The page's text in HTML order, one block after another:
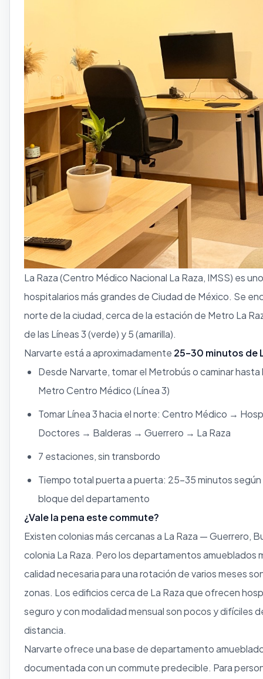
La Raza (Centro Médico Nacional La Raza, IMSS) es
hospitalarios más grandes de Ciudad de México. Se
norte de la ciudad, cerca de la estación de Metro La
de las Líneas 3 (verde) y 5 (amarilla).
Narvarte está a aproximadamente 25–30 minutos de
Desde Narvarte, tomar el Metrobús o caminar
Metro Centro Médico (Línea 3)
Tomar Línea 3 hacia el norte: Centro Médico →
Doctores → Balderas → Guerrero → La Raza
7 estaciones, sin transbordo
Tiempo total puerta a puerta: 25–35 minutos
bloque del departamento
¿Vale la pena este commute?
Existen colonias más cercanas a La Raza — Guerrero,
colonia La Raza. Pero los departamentos amueblados
calidad necesaria para una rotación de varios meses
zonas. Los edificios cerca de La Raza que ofrecen
seguro y con modalidad mensual son pocos y difíciles
distancia.
Narvarte ofrece una base de departamento
documentada con un commute predecible. Para